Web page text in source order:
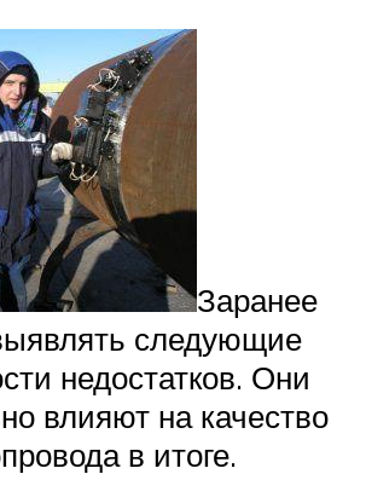
Заранее
следующие
недостатков. Они
влияют на качество
в итоге.